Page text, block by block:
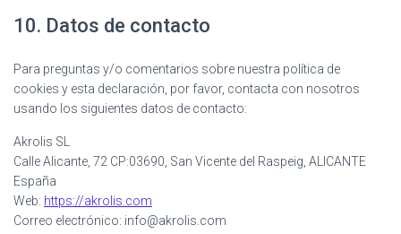
10. Datos de contacto
Para preguntas y/o comentarios sobre nuestra política de
cookies y esta declaración, por favor, contacta con nosotros
usando los siguientes datos de contacto:
Akrolis SL
Calle Alicante, 72 CP:03690, San Vicente del Raspeig, ALICANTE
España
Web: https://akrolis.com
Correo electrónico: moc.silorka@ofni